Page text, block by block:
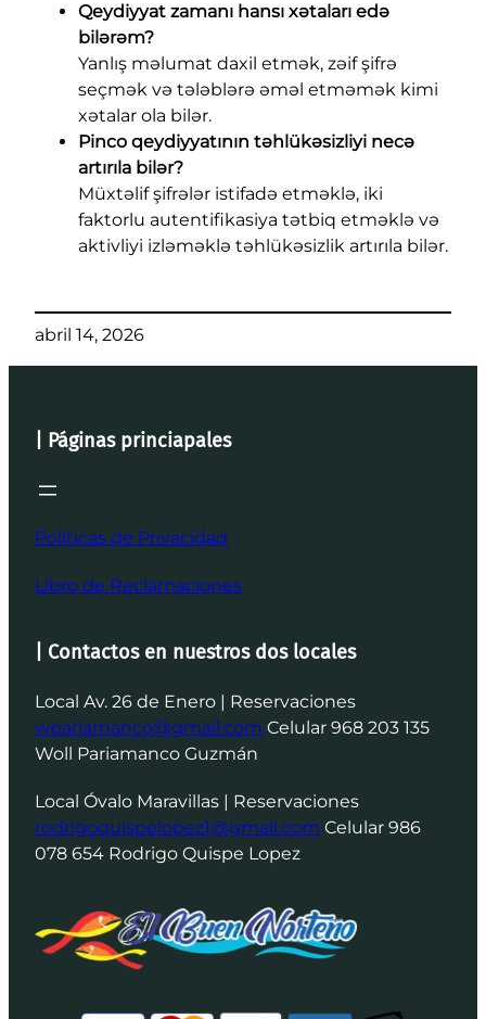
Qeydiyyat zamanı hansı xətaları edə
bilərəm?
Yanlış məlumat daxil etmək, zəif şifrə
seçmək və tələblərə əməl etməmək kimi
xətalar ola bilər.
Pinco qeydiyyatının təhlükəsizliyi necə
artırıla bilər?
Müxtəlif şifrələr istifadə etməklə, iki
faktorlu autentifikasiya tətbiq etməklə və
aktivliyi izləməklə təhlükəsizlik artırıla bilər.
abril 14, 2026
| Páginas princiapales
Politicas de Privacidad
Libro de Reclamaciones
| Contactos en nuestros dos locales
Local Av. 26 de Enero | Reservaciones
wpariamanco@gmail.com Celular 968 203 135
Woll Pariamanco Guzmán
Local Óvalo Maravillas | Reservaciones
rodrigoquispelopez1@gmail.com Celular 986
078 654 Rodrigo Quispe Lopez